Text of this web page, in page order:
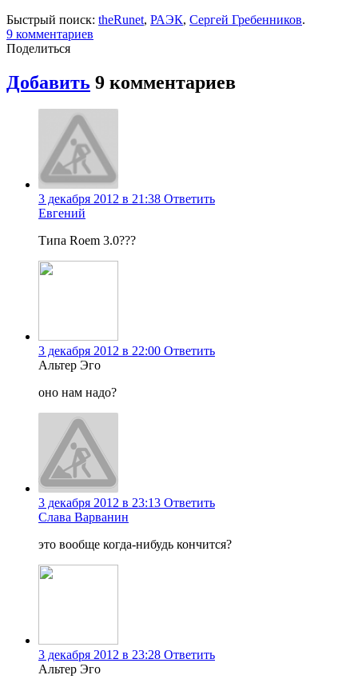
Быстрый поиск: theRunet, РАЭК, Сергей Гребенников.
9 комментариев
Поделиться
Добавить 9 комментариев
3 декабря 2012 в 21:38 Ответить
Евгений
Типа Roem 3.0???
3 декабря 2012 в 22:00 Ответить
Альтер Эго
оно нам надо?
3 декабря 2012 в 23:13 Ответить
Слава Варванин
это вообще когда-нибудь кончится?
3 декабря 2012 в 23:28 Ответить
Альтер Эго